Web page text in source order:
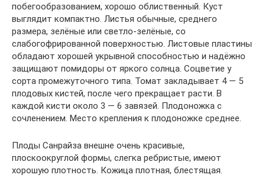
побегообразованием, хорошо облиственный. Куст
выглядит компактно. Листья обычные, среднего
размера, зелёные или светло-зелёные, со
слабогофрированной поверхностью. Листовые пластины
обладают хорошей укрывной способностью и надёжно
защищают помидоры от яркого солнца. Соцветие у
сорта промежуточного типа. Томат закладывает 4 — 5
плодовых кистей, после чего прекращает расти. В
каждой кисти около 3 — 6 завязей. Плодоножка с
сочленением. Место крепления к плодоножке среднее.
Плоды Санрайза внешне очень красивые,
плоскоокруглой формы, слегка ребристые, имеют
хорошую плотность. Кожица плотная, блестящая.